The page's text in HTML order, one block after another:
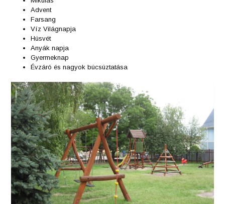
Advent
Farsang
Víz Világnapja
Húsvét
Anyák napja
Gyermeknap
Évzáró és nagyok búcsúztatása